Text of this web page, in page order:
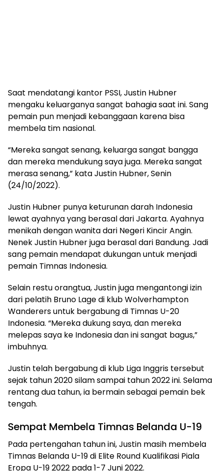
Saat mendatangi kantor PSSI, Justin Hubner
mengaku keluarganya sangat bahagia saat ini. Sang
pemain pun menjadi kebanggaan karena bisa
membela tim nasional.
“Mereka sangat senang, keluarga sangat bangga
dan mereka mendukung saya juga. Mereka sangat
merasa senang,” kata Justin Hubner, Senin
(24/10/2022).
Justin Hubner punya keturunan darah Indonesia
lewat ayahnya yang berasal dari Jakarta. Ayahnya
menikah dengan wanita dari Negeri Kincir Angin.
Nenek Justin Hubner juga berasal dari Bandung. Jadi
sang pemain mendapat dukungan untuk menjadi
pemain Timnas Indonesia.
Selain restu orangtua, Justin juga mengantongi izin
dari pelatih Bruno Lage di klub Wolverhampton
Wanderers untuk bergabung di Timnas U-20
Indonesia. “Mereka dukung saya, dan mereka
melepas saya ke Indonesia dan ini sangat bagus,”
imbuhnya.
Justin telah bergabung di klub Liga Inggris tersebut
sejak tahun 2020 silam sampai tahun 2022 ini. Selama
rentang dua tahun, ia bermain sebagai pemain bek
tengah.
Sempat Membela Timnas Belanda U-19
Pada pertengahan tahun ini, Justin masih membela
Timnas Belanda U-19 di Elite Round Kualifikasi Piala
Eropa U-19 2022 pada 1-7 Juni 2022.